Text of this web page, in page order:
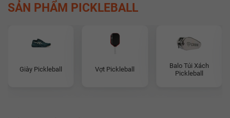
SẢN PHẨM PICKLEBALL
Giày Pickleball Vợt Pickleball
Balo Túi Xách
Pickleball